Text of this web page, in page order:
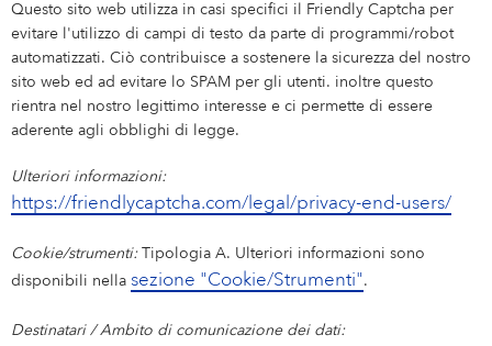
Questo sito web utilizza in casi specifici il Friendly Captcha per
evitare l'utilizzo di campi di testo da parte di programmi/robot
automatizzati. Ciò contribuisce a sostenere la sicurezza del nostro
sito web ed ad evitare lo SPAM per gli utenti. inoltre questo
rientra nel nostro legittimo interesse e ci permette di essere
aderente agli obblighi di legge.
Ulteriori informazioni:
https://friendlycaptcha.com/legal/privacy-end-users/
Cookie/strumenti:Tipologia A. Ulteriori informazioni sono
disponibili nella sezione "Cookie/Strumenti" .
Destinatari / Ambito di comunicazione dei dati: